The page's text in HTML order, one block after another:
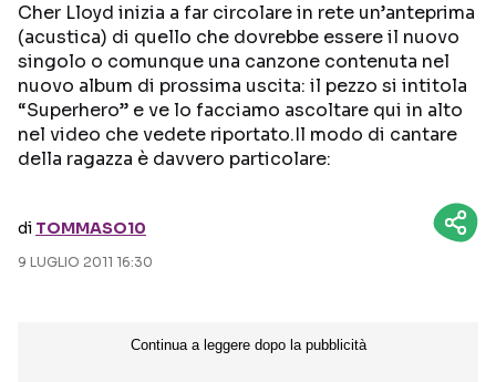
Seguici sui social
Cher Lloyd inizia a far circolare in rete un’anteprima
(acustica) di quello che dovrebbe essere il nuovo
singolo o comunque una canzone contenuta nel
nuovo album di prossima uscita: il pezzo si intitola
“Superhero” e ve lo facciamo ascoltare qui in alto
nel video che vedete riportato.Il modo di cantare
della ragazza è davvero particolare:
di TOMMASO10
9 LUGLIO 2011 16:30